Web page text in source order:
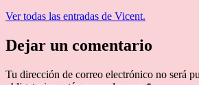
Ver todas las entradas de Vicent.
Dejar un comentario
Tu dirección de correo electrónico no será